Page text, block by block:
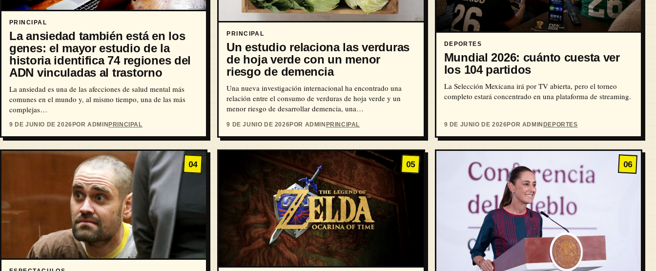
PRINCIPAL
La ansiedad también está en los
genes: el mayor estudio de la
historia identifica 74 regiones del
ADN vinculadas al trastorno
La ansiedad es una de las afecciones de salud mental más
comunes en el mundo y, al mismo tiempo, una de las más
complejas…
9 DE JUNIO DE 2026POR ADMINPRINCIPAL
PRINCIPAL
Un estudio relaciona las verduras
de hoja verde con un menor
riesgo de demencia
Una nueva investigación internacional ha encontrado una
relación entre el consumo de verduras de hoja verde y un
menor riesgo de desarrollar demencia, una…
9 DE JUNIO DE 2026POR ADMINPRINCIPAL
DEPORTES
Mundial 2026: cuánto cuesta ver
los 104 partidos
La Selección Mexicana irá por TV abierta, pero el torneo
completo estará concentrado en una plataforma de streaming.
9 DE JUNIO DE 2026POR ADMINDEPORTES
04 05 06